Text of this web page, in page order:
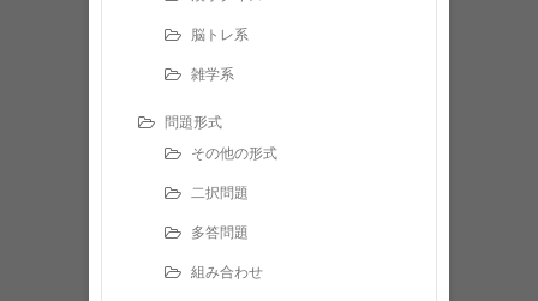
脳トレ系
雑学系
問題形式
その他の形式
二択問題
多答問題
組み合わせ